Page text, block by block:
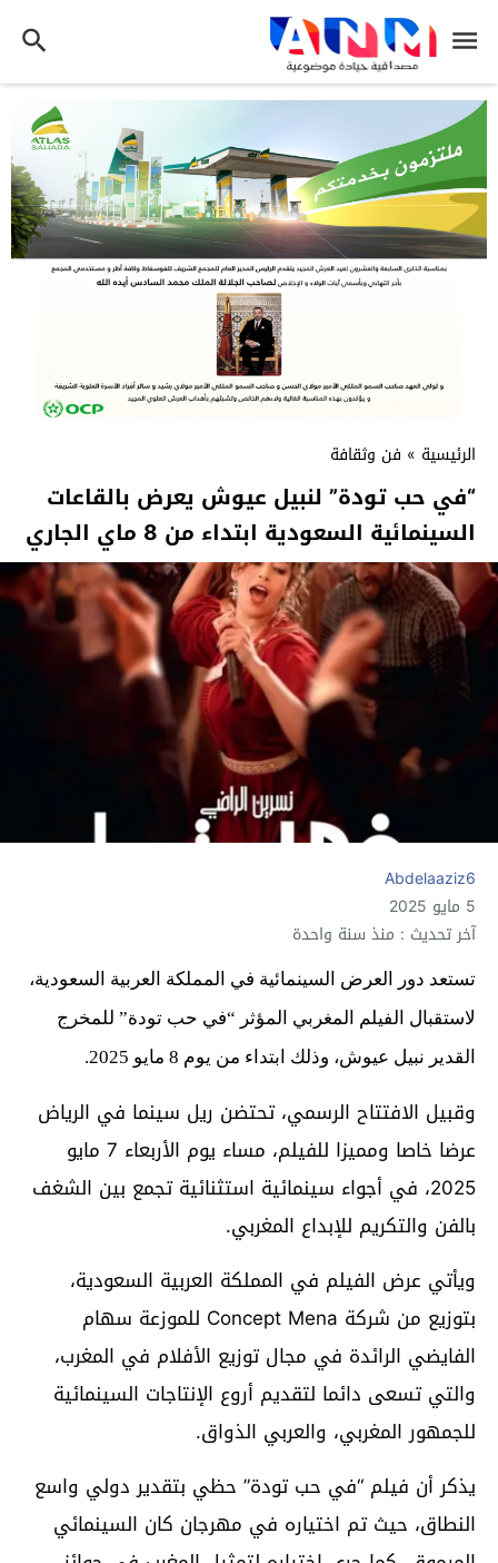
الرئيسية » فن وثقافة
“في حب تودة” لنبيل عيوش يعرض بالقاعات
السينمائية السعودية ابتداء من 8 ماي الجاري
Abdelaaziz6
5 مايو 2025
آخر تحديث : منذ سنة واحدة
تستعد دور العرض السينمائية في المملكة العربية السعودية،
لاستقبال الفيلم المغربي المؤثر “في حب تودة” للمخرج
القدير نبيل عيوش، وذلك ابتداء من يوم 8 مايو 2025.
وقبيل الافتتاح الرسمي، تحتضن ريل سينما في الرياض
عرضا خاصا ومميزا للفيلم، مساء يوم الأربعاء 7 مايو
2025، في أجواء سينمائية استثنائية تجمع بين الشغف
بالفن والتكريم للإبداع المغربي.
ويأتي عرض الفيلم في المملكة العربية السعودية،
بتوزيع من شركة Concept Mena للموزعة سهام
الفايضي الرائدة في مجال توزيع الأفلام في المغرب،
والتي تسعى دائما لتقديم أروع الإنتاجات السينمائية
للجمهور المغربي، والعربي الذواق.
يذكر أن فيلم “في حب تودة” حظي بتقدير دولي واسع
النطاق، حيث تم اختياره في مهرجان كان السينمائي